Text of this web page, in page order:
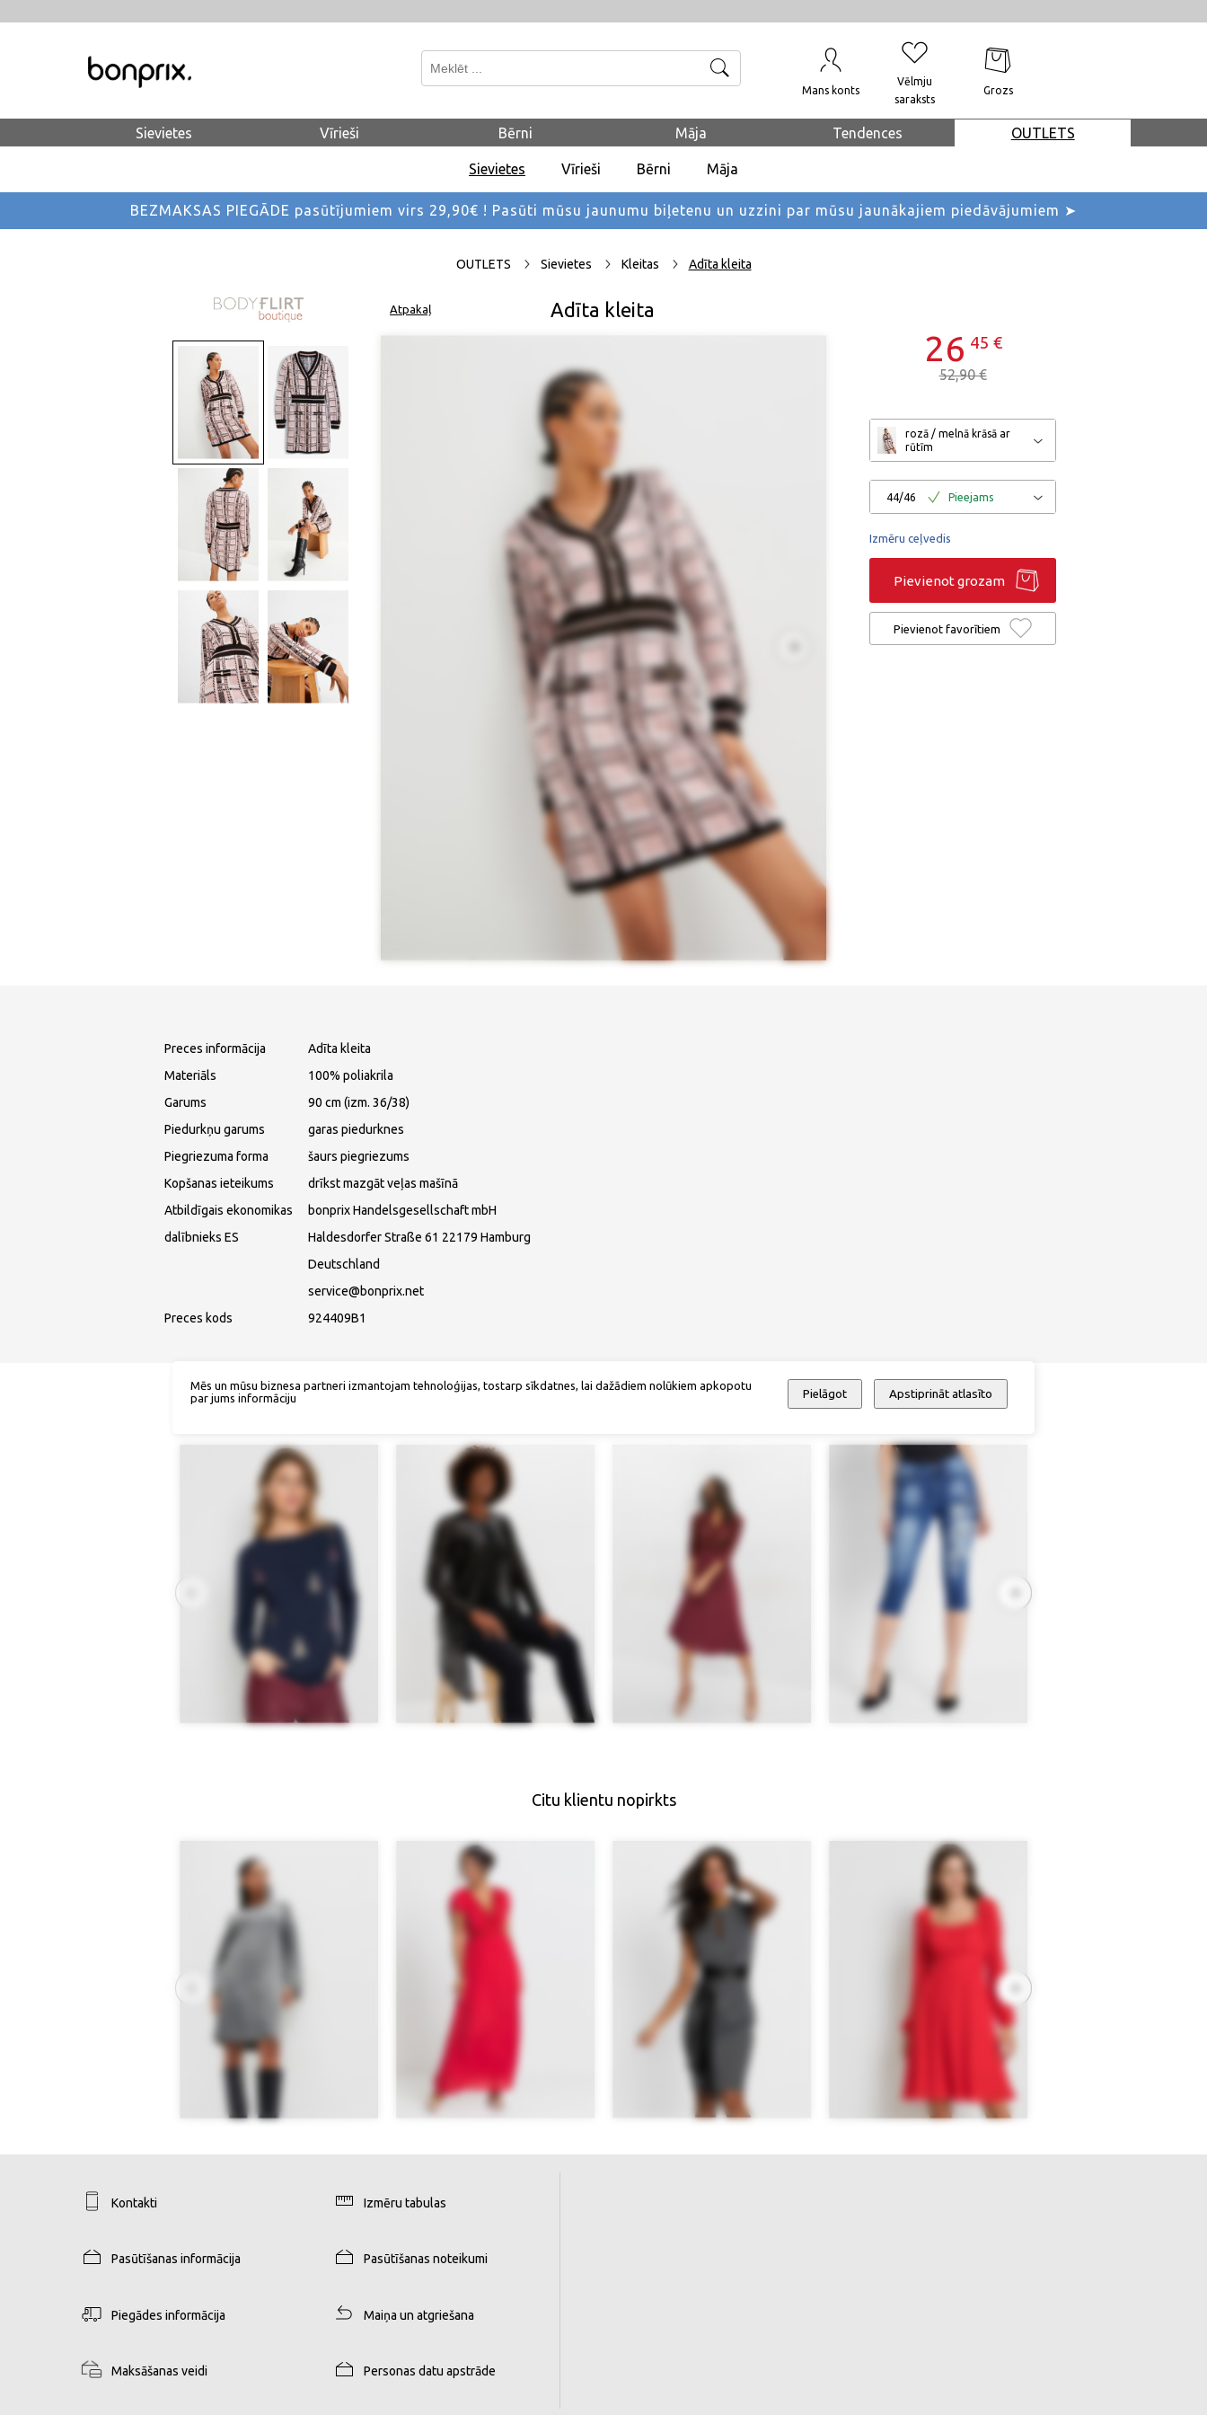
Meklēt
Mans konts
Vēlmju
saraksts
Grozs
Sievietes Vīrieši Bērni Māja Tendences OUTLETS
Sievietes Vīrieši Bērni Māja
BEZMAKSAS PIEGĀDE pasūtījumiem virs 29,90€ ! Pasūti mūsu jaunumu biļetenu un uzzini par mūsu jaunākajiem piedāvājumiem ➤
OUTLETS Sievietes Kleitas Adīta kleita
Atpakaļ Adīta kleita
26 45 €
52,90 €
rozā / melnā krāsā ar
rūtīm
44/46 Pieejams
Izmēru ceļvedis
Pievienot grozam
Pievienot favorītiem
Preces informācija
Adīta kleita
Materiāls
100% poliakrila
Garums
90 cm (izm. 36/38)
Piedurkņu garums
garas piedurknes
Piegriezuma forma
šaurs piegriezums
Kopšanas ieteikums
drīkst mazgāt veļas mašīnā
Atbildīgais ekonomikas
dalībnieks ES
bonprix Handelsgesellschaft mbH
Haldesdorfer Straße 61 22179 Hamburg
Deutschland
service@bonprix.net
Preces kods
924409B1
Citu klientu nopirkts
Kontakti Izmēru tabulas
Pasūtīšanas informācija Pasūtīšanas noteikumi
Piegādes informācija Maiņa un atgriešana
Maksāšanas veidi Personas datu apstrāde
Mēs un mūsu biznesa partneri izmantojam tehnoloģijas, tostarp sīkdatnes, lai dažādiem nolūkiem apkopotu
par jums informāciju
Pielāgot Apstiprināt atlasīto